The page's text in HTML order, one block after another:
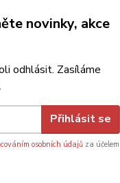
novinky, akce
odhlásit. Zasíláme
Přihlásit se
osobních údajů za účelem